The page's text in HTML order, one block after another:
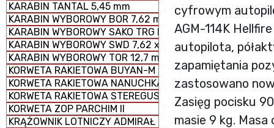
KARABIN TANTAL 5,45 mm
KARABIN WYBOROWY BOR 7,62 mm
KARABIN WYBOROWY SAKO TRG M 10
KARABIN WYBOROWY SWD 7,62 x 54 mm R
KARABIN WYBOROWY TOR 12,7 mm
KORWETA RAKIETOWA BUYAN-M
KORWETA RAKIETOWA NANUCHKA III
KORWETA RAKIETOWA STEREGUSCHIY
KORWETA ZOP PARCHIM II
KRĄŻOWNIK LOTNICZY ADMIRAŁ KUZNIECOW
cyfrowym
AGM-114K
autopilota,
zapamiętania
zastosowano
Zasięg pocisku
masie 9 kg. Masa